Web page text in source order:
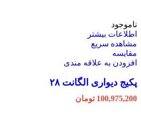
ناموجود
اطلاعات بیشتر
مشاهده سریع
مقایسه
افزودن به علاقه مندی
پکیج دیواری الگانت ۲۸
100,975,200 تومان